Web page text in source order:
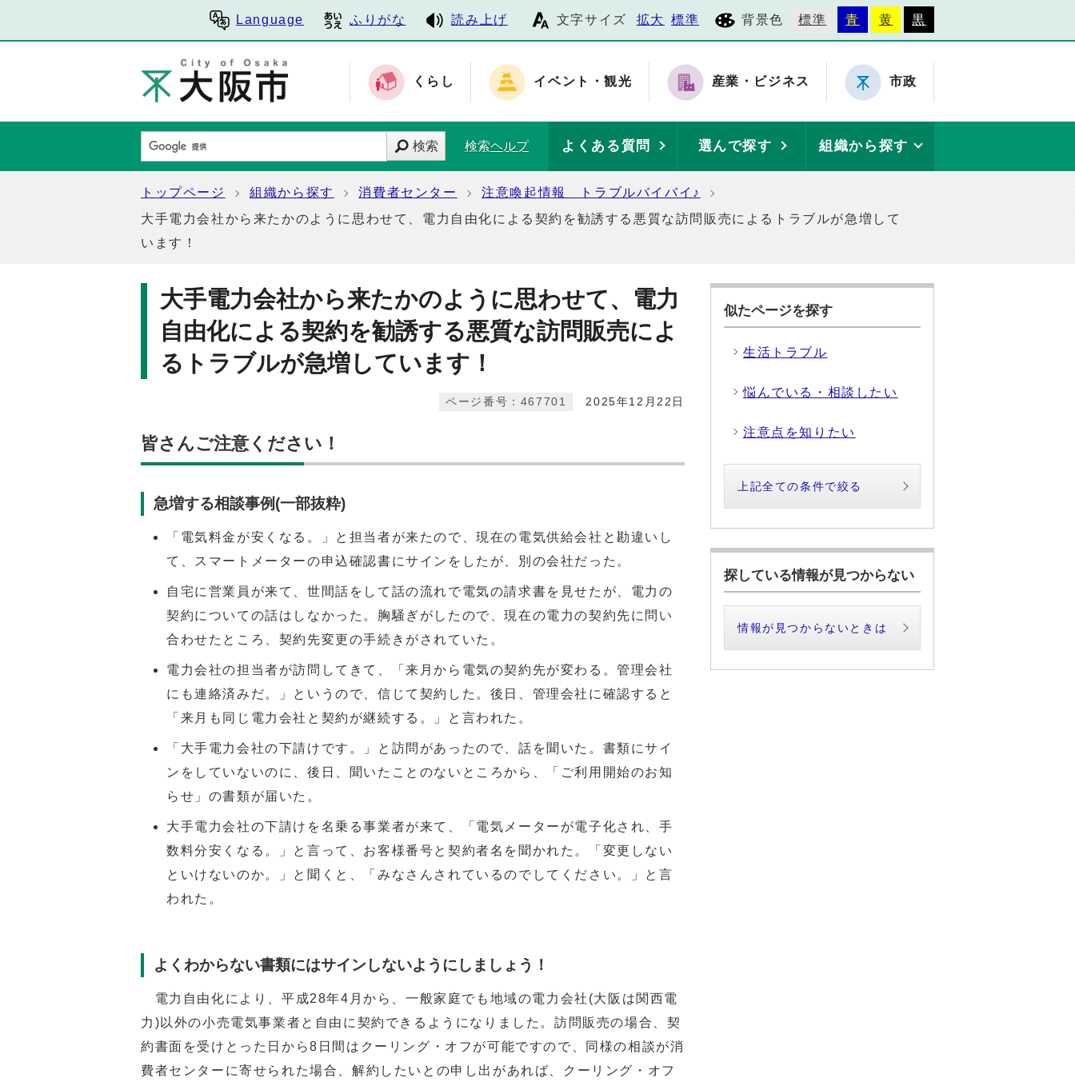
Language ふりがな 読み上げ 文字サイズ 拡大 標準 背景色 標準 青 黄 黒
くらし イベント・観光 産業・ビジネス 市政
検索 検索ヘルプ よくある質問 選んで探す 組織から探す
トップページ 組織から探す 消費者センター
注意喚起情報 トラブルバイバイ♪
大手電力会社から来たかのように思わせて、電力自由化による契約を勧誘する悪質な訪問販売によるトラブルが急増して
います！
大手電力会社から来たかのように思わせて、電力
自由化による契約を勧誘する悪質な訪問販売によ
るトラブルが急増しています！
2025年12月22日
ページ番号：467701
皆さんご注意ください！
急増する相談事例(一部抜粋)
「電気料金が安くなる。」と担当者が来たので、現在の電気供給会社と勘違いし
て、スマートメーターの申込確認書にサインをしたが、別の会社だった。
自宅に営業員が来て、世間話をして話の流れで電気の請求書を見せたが、電力の
契約についての話はしなかった。胸騒ぎがしたので、現在の電力の契約先に問い
合わせたところ、契約先変更の手続きがされていた。
電力会社の担当者が訪問してきて、「来月から電気の契約先が変わる。管理会社
にも連絡済みだ。」というので、信じて契約した。後日、管理会社に確認すると
「来月も同じ電力会社と契約が継続する。」と言われた。
「大手電力会社の下請けです。」と訪問があったので、話を聞いた。書類にサイ
ンをしていないのに、後日、聞いたことのないところから、「ご利用開始のお知
らせ」の書類が届いた。
大手電力会社の下請けを名乗る事業者が来て、「電気メーターが電子化され、手
数料分安くなる。」と言って、お客様番号と契約者名を聞かれた。「変更しない
といけないのか。」と聞くと、「みなさんされているのでしてください。」と言
われた。
よくわからない書類にはサインしないようにしましょう！
電力自由化により、平成28年4月から、一般家庭でも地域の電力会社(大阪は関西電
力)以外の小売電気事業者と自由に契約できるようになりました。訪問販売の場合、契
約書面を受けとった日から8日間はクーリング・オフが可能ですので、同様の相談が消
費者センターに寄せられた場合、解約したいとの申し出があれば、クーリング・オフ
似たページを探す
生活トラブル
悩んでいる・相談したい
注意点を知りたい
上記全ての条件で絞る
探している情報が見つからない
情報が見つからないときは